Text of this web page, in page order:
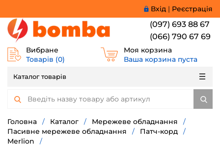
Вхід | Реєстрація
(097) 693 88 67
(066) 790 67 69
Вибране
Товарів (0)
Моя корзина
Ваша корзина пуста
Каталог товарів
Головна / Каталог / Мережеве обладнання
/
Пасивне мережеве обладнання
/ Патч-корд
/
Merlion
/